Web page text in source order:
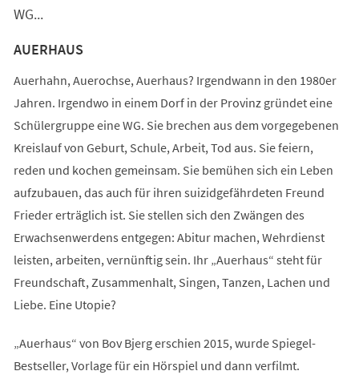
WG...
AUERHAUS
Auerhahn, Auerochse, Auerhaus? Irgendwann in den 1980er
Jahren. Irgendwo in einem Dorf in der Provinz gründet eine
Schülergruppe eine WG. Sie brechen aus dem vorgegebenen
Kreislauf von Geburt, Schule, Arbeit, Tod aus. Sie feiern,
reden und kochen gemeinsam. Sie bemühen sich ein Leben
aufzubauen, das auch für ihren suizidgefährdeten Freund
Frieder erträglich ist. Sie stellen sich den Zwängen des
Erwachsenwerdens entgegen: Abitur machen, Wehrdienst
leisten, arbeiten, vernünftig sein. Ihr „Auerhaus“ steht für
Freundschaft, Zusammenhalt, Singen, Tanzen, Lachen und
Liebe. Eine Utopie?
„Auerhaus“ von Bov Bjerg erschien 2015, wurde Spiegel-
Bestseller, Vorlage für ein Hörspiel und dann verfilmt.